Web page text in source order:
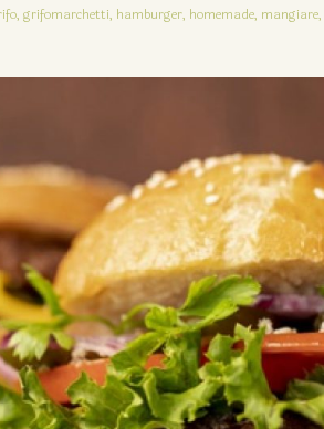
grifomarchetti, hamburger, homemade, mangiare,